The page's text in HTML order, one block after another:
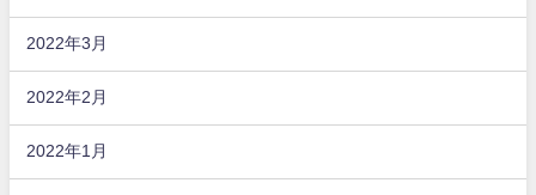
2022年3月
2022年2月
2022年1月